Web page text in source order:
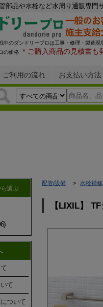
部品や水栓など水周り通販専門
中のダンドリープロは工事・修理・製造現
の価格
＊ご購入商品の見積書も
ご利用の流れ お支払い方法
ら選ぶ
て
ついて
配管/設備 水栓補
【LIXIL】